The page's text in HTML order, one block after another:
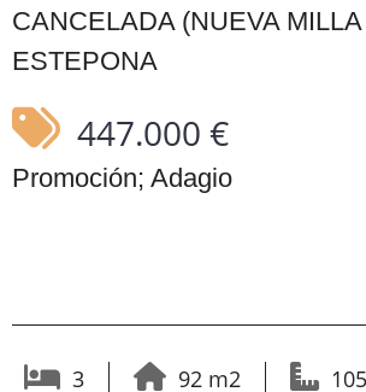
CANCELADA (NUEVA
ESTEPONA
447.000 €
Promoción; Adagio
3 92 m2